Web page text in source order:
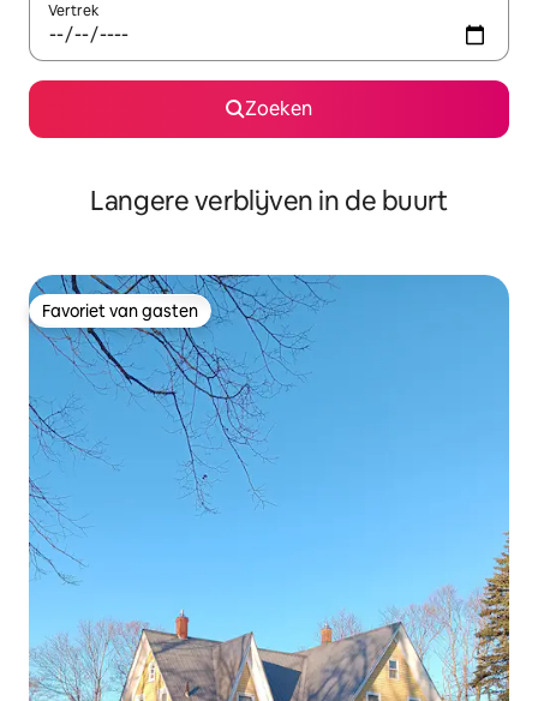
Vertrek
Zoeken
Langere verblijven in de buurt
Favoriet van gasten
Favoriet van gasten